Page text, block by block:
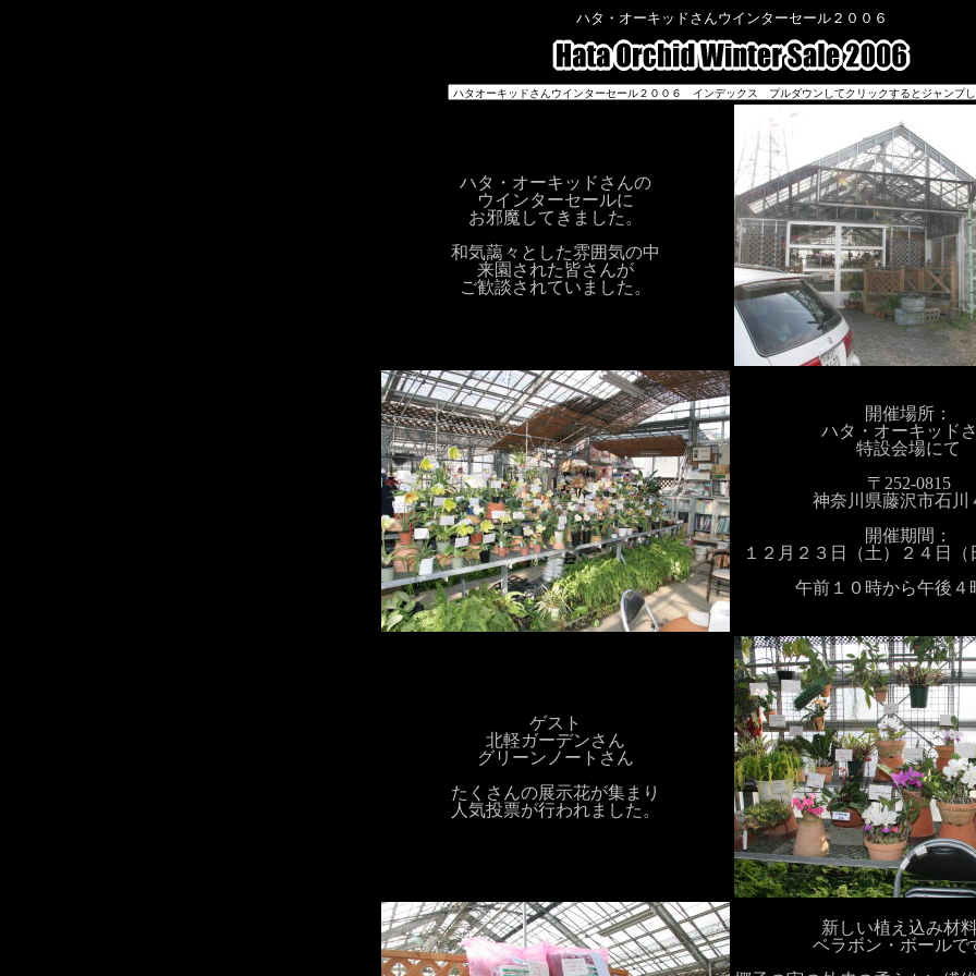
ハタ・オーキッドさんウインターセール２００６
ハタ・オーキッドさんの
ウインターセールに
お邪魔してきました。
和気藹々とした雰囲気の中
来園された皆さんが
ご歓談されていました。
開催場所：
ハタ・オーキッド
特設会場にて
〒252-0815
神奈川県藤沢市石川
開催期間：
１２月２３日（土）２４日
午前１０時から午後４
ゲスト
北軽ガーデンさん
グリーンノートさん
たくさんの展示花が集まり
人気投票が行われました。
新しい植え込み材
ベラボン・ボールで